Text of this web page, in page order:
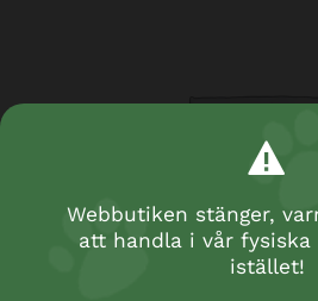
Webbutiken stänger,
att handla i vår
istället!